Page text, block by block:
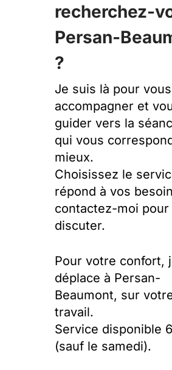
recherchez-
Persan-
?
Je suis là pour vous
accompagner et
guider vers la
qui vous
mieux.
Choisissez le
répond à vos
contactez-moi pour
discuter.
Pour votre confort,
déplace à Persan-
Beaumont, sur
travail.
Service disponible
(sauf le samedi).